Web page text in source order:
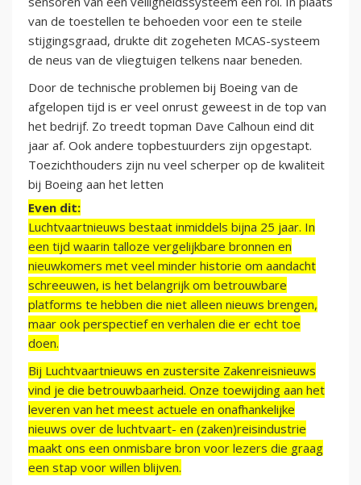
van de toestellen te behoeden voor een te steile
stijgingsgraad, drukte dit zogeheten MCAS-systeem
de neus van de vliegtuigen telkens naar beneden.
Door de technische problemen bij Boeing van de
afgelopen tijd is er veel onrust geweest in de top van
het bedrijf. Zo treedt topman Dave Calhoun eind dit
jaar af. Ook andere topbestuurders zijn opgestapt.
Toezichthouders zijn nu veel scherper op de kwaliteit
bij Boeing aan het letten
Even dit:
Luchtvaartnieuws bestaat inmiddels bijna 25 jaar. In
een tijd waarin talloze vergelijkbare bronnen en
nieuwkomers met veel minder historie om aandacht
schreeuwen, is het belangrijk om betrouwbare
platforms te hebben die niet alleen nieuws brengen,
maar ook perspectief en verhalen die er echt toe
doen.
Bij Luchtvaartnieuws en zustersite Zakenreisnieuws
vind je die betrouwbaarheid. Onze toewijding aan het
leveren van het meest actuele en onafhankelijke
nieuws over de luchtvaart- en (zaken)reisindustrie
maakt ons een onmisbare bron voor lezers die graag
een stap voor willen blijven.